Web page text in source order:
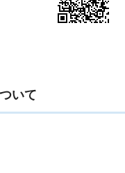
いて